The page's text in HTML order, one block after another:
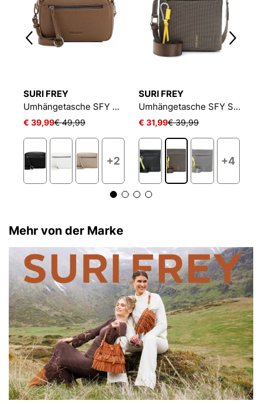
SURI FREY
Umhängetasche SFY Debby
€ 39,99€ 49,99
+2
SURI FREY
Umhängetasche SFY SURI Sports Marry
€ 31,99€ 39,99
+4
Mehr von der Marke